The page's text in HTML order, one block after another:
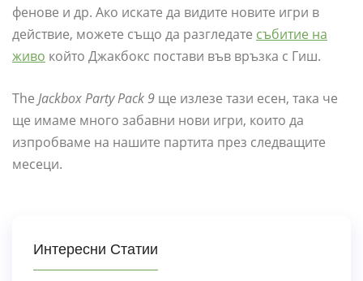
фенове и др. Ако искате да видите новите игри в
действие, можете също да разгледате събитие на
живо който Джакбокс постави във връзка с Гиш.
The Jackbox Party Pack 9 ще излезе тази есен, така че
ще имаме много забавни нови игри, които да
изпробваме на нашите партита през следващите
месеци.
Интересни Статии